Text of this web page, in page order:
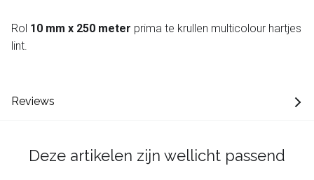
Rol 10 mm x 250 meter prima te krullen multicolour hartjes
lint.
Reviews
Deze artikelen zijn wellicht passend